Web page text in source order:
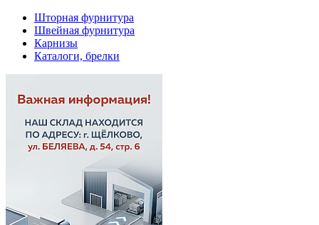
Шторная фурнитура
Швейная фурнитура
Карнизы
Каталоги, брелки